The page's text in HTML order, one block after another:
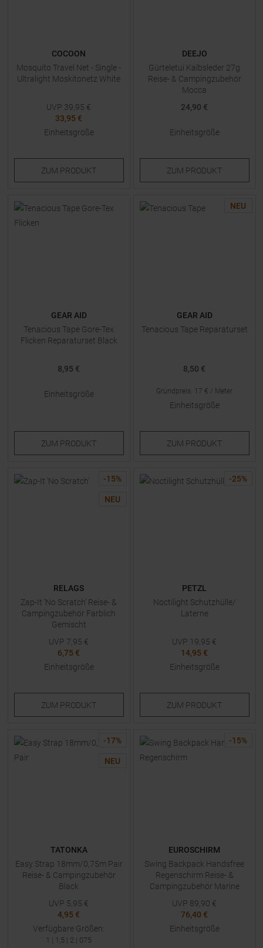
COCOON
Mosquito Travel Net - Single -
Ultralight Moskitonetz White
UVP 39,95 €
33,95 €
Einheitsgröße
ZUM PRODUKT
DEEJO
Gürteletui Kalbsleder 27g
Reise- & Campingzubehör
Mocca
24,90 €
Einheitsgröße
ZUM PRODUKT
GEAR AID
Tenacious Tape Gore-Tex
Flicken Reparaturset Black
8,95 €
Einheitsgröße
ZUM PRODUKT
NEU
GEAR AID
Tenacious Tape Reparaturset
8,50 €
Grundpreis: 17 € / Meter
Einheitsgröße
ZUM PRODUKT
-15%
NEU
RELAGS
Zap-It 'No Scratch' Reise- &
Campingzubehör Farblich
Gemischt
UVP 7,95 €
6,75 €
Einheitsgröße
ZUM PRODUKT
-25%
PETZL
Noctilight Schutzhülle/
Laterne
UVP 19,95 €
14,95 €
Einheitsgröße
ZUM PRODUKT
-17%
NEU
TATONKA
Easy Strap 18mm/0,75m Pair
Reise- & Campingzubehör
Black
UVP 5,95 €
4,95 €
Verfügbare Größen:
1 | 1,5 | 2 | 075
-15%
EUROSCHIRM
Swing Backpack Handsfree
Regenschirm Reise- &
Campingzubehör Marine
UVP 89,90 €
76,40 €
Einheitsgröße